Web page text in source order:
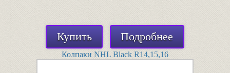
Купить Подробнее
Колпаки NHL Black R14,15,16